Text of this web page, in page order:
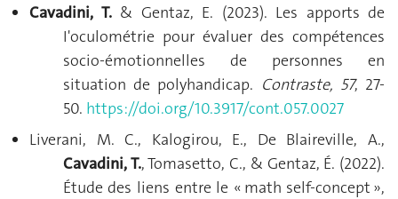
Cavadini, T.& Gentaz, E. (2023). Les apports de
I'oculométrie pour évaluer des compétences
socio-émotionnelles de personnes en
situation de polyhandicap. Contraste, 57, 27-
50. https://doi.org/10.3917/cont.057.0027
Liverani, M. C., Kalogirou, E., De Blaireville, A.,
Cavadini, T., Tomasetto, C., & Gentaz, É. (2022).
Étude des liens entre le « math self-concept »,